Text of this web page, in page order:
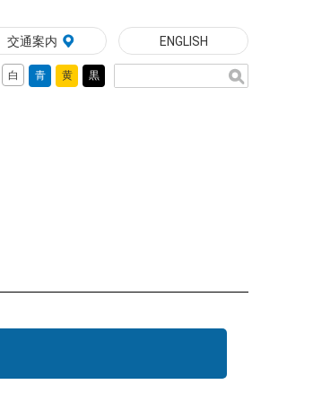
交通案内 ENGLISH
白 青 黄 黒